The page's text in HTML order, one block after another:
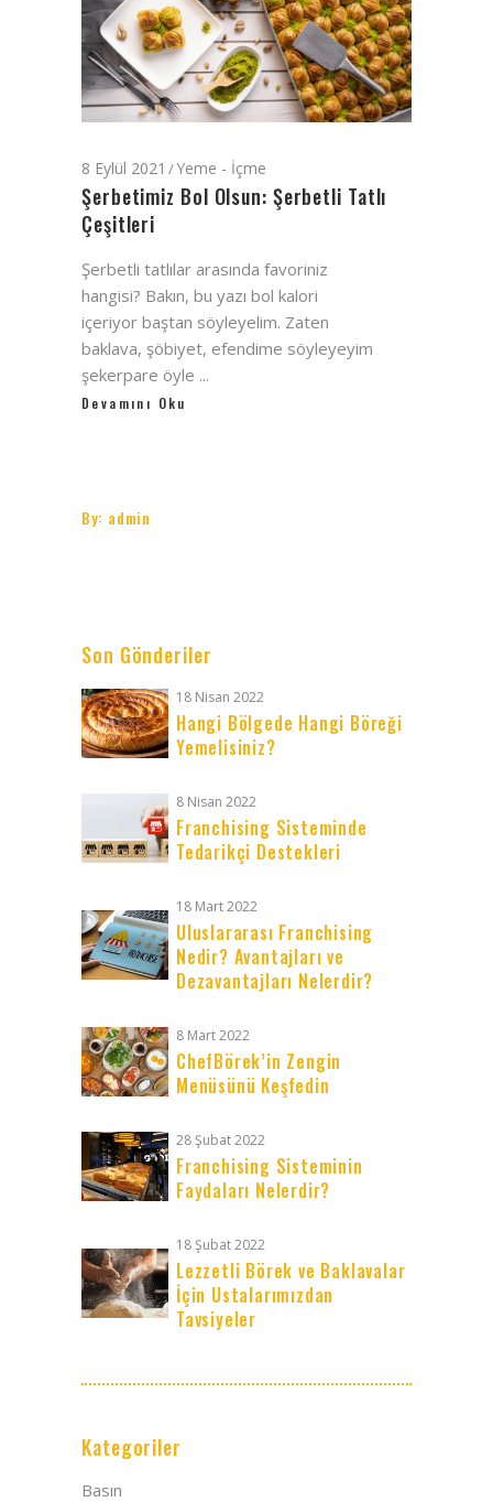
8 Eylül 2021 Yeme - İçme
Şerbetimiz Bol Olsun: Şerbetli Tatlı
Çeşitleri
Şerbetli tatlılar arasında favoriniz
hangisi? Bakın, bu yazı bol kalori
içeriyor baştan söyleyelim. Zaten
baklava, şöbiyet, efendime söyleyeyim
şekerpare öyle
Devamını Oku
By: admin
Son Gönderiler
18 Nisan 2022
Hangi Bölgede Hangi Böreği
Yemelisiniz?
8 Nisan 2022
Franchising Sisteminde
Tedarikçi Destekleri
18 Mart 2022
Uluslararası Franchising
Nedir? Avantajları ve
Dezavantajları Nelerdir?
8 Mart 2022
ChefBörek’in Zengin
Menüsünü Keşfedin
28 Şubat 2022
Franchising Sisteminin
Faydaları Nelerdir?
18 Şubat 2022
Lezzetli Börek ve Baklavalar
İçin Ustalarımızdan
Tavsiyeler
Kategoriler
Basın